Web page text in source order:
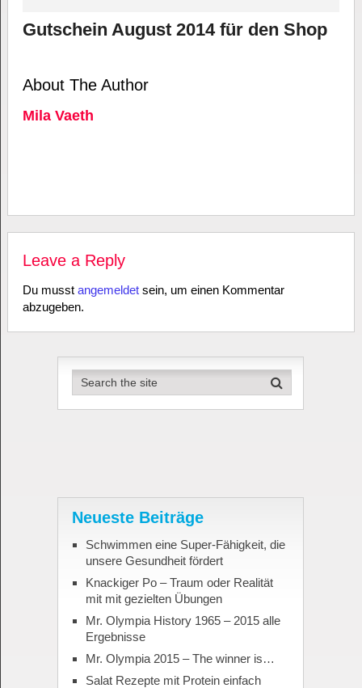
Gutschein August 2014 für den Shop
About The Author
Mila Vaeth
Leave a Reply
Du musst angemeldetsein, um einen Kommentar
abzugeben.
Neueste Beiträge
Schwimmen eine Super-Fähigkeit, die
unsere Gesundheit fördert
Knackiger Po – Traum oder Realität
mit mit gezielten Übungen
Mr. Olympia History 1965 – 2015 alle
Ergebnisse
Mr. Olympia 2015 – The winner is…
Salat Rezepte mit Protein einfach